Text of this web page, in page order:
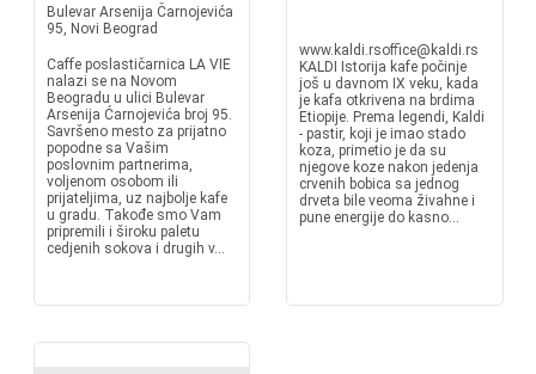
Bulevar Arsenija Čarnojevića
95, Novi Beograd
Caffe poslastičarnica LA VIE
nalazi se na Novom
Beogradu u ulici Bulevar
Arsenija Ćarnojevića broj 95.
Savršeno mesto za prijatno
popodne sa Vašim
poslovnim partnerima,
voljenom osobom ili
prijateljima, uz najbolje kafe
u gradu. Takođe smo Vam
pripremili i široku paletu
cedjenih sokova i drugih v...
www.kaldi.rsoffice@kaldi.rs
KALDI Istorija kafe počinje
još u davnom IX veku, kada
je kafa otkrivena na brdima
Etiopije. Prema legendi, Kaldi
- pastir, koji je imao stado
koza, primetio je da su
njegove koze nakon jedenja
crvenih bobica sa jednog
drveta bile veoma živahne i
pune energije do kasno...